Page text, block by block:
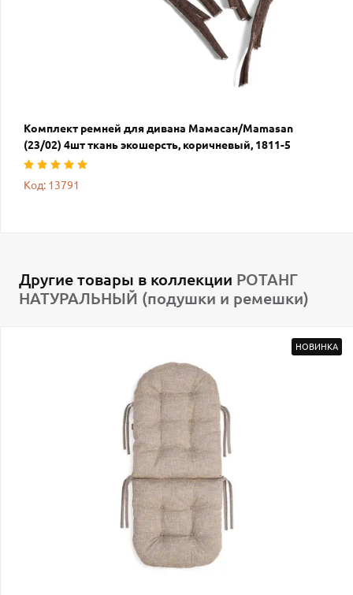
Комплект ремней для дивана Мамасан/Mamasan
(23/02) 4шт ткань экошерсть, коричневый, 1811-5
Код: 13791
Другие товары в коллекции РОТАНГ
НАТУРАЛЬНЫЙ (подушки и ремешки)
НОВИНКА